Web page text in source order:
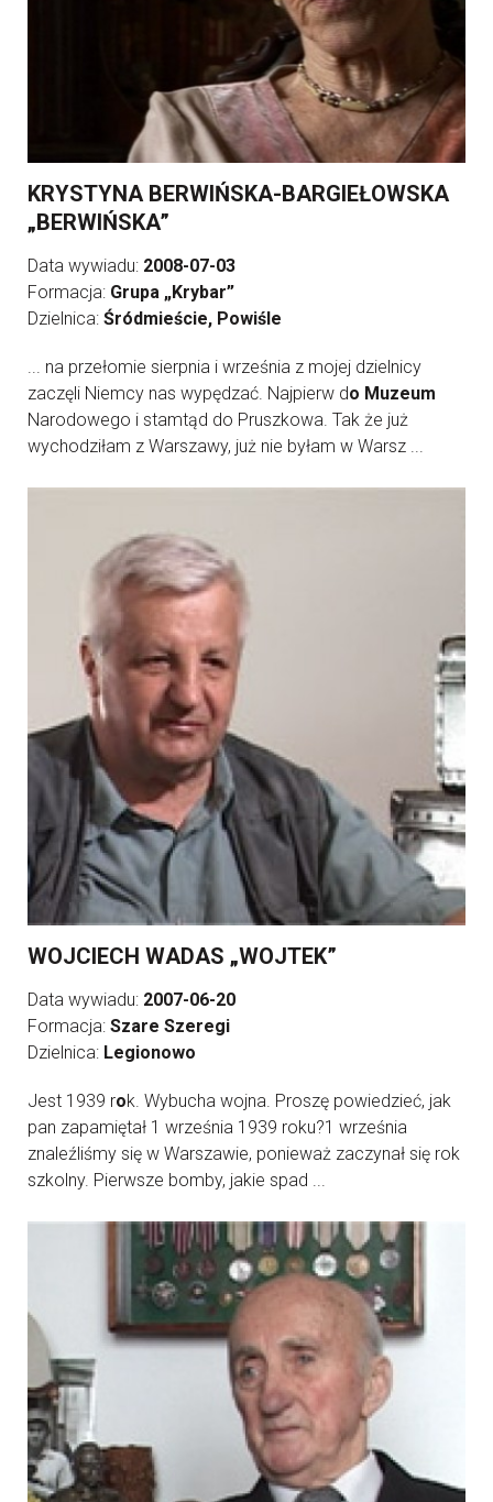
KRYSTYNA BERWIŃSKA-BARGIEŁOWSKA
„BERWIŃSKA”
Data wywiadu: 2008-07-03
Formacja: Grupa „Krybar”
Dzielnica: Śródmieście, Powiśle
... na przełomie sierpnia i września z mojej dzielnicy
zaczęli Niemcy nas wypędzać. Najpierw do Muzeum
Narodowego i stamtąd do Pruszkowa. Tak że już
wychodziłam z Warszawy, już nie byłam w Warsz ...
WOJCIECH WADAS „WOJTEK”
Data wywiadu: 2007-06-20
Formacja: Szare Szeregi
Dzielnica: Legionowo
Jest 1939 rok. Wybucha wojna. Proszę powiedzieć, jak
pan zapamiętał 1 września 1939 roku?1 września
znaleźliśmy się w Warszawie, ponieważ zaczynał się rok
szkolny. Pierwsze bomby, jakie spad ...